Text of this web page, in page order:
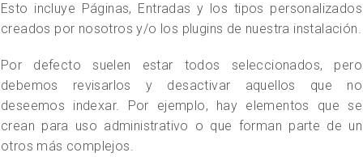
Esto incluye Páginas, Entradas y los tipos personalizados
creados por nosotros y/o los plugins de nuestra instalación.
Por defecto suelen estar todos seleccionados, pero
debemos revisarlos y desactivar aquellos que no
deseemos indexar. Por ejemplo, hay elementos que se
crean para uso administrativo o que forman parte de un
otros más complejos.